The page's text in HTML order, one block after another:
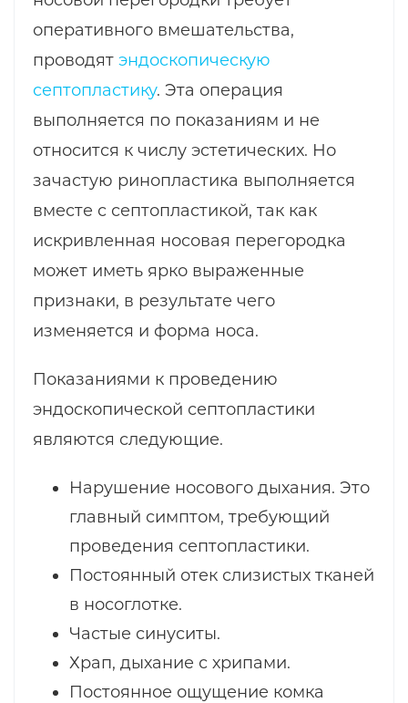
оперативного вмешательства,
проводят эндоскопическую
септопластику. Эта операция
выполняется по показаниям и не
относится к числу эстетических. Но
зачастую ринопластика выполняется
вместе с септопластикой, так как
искривленная носовая перегородка
может иметь ярко выраженные
признаки, в результате чего
изменяется и форма носа.
Показаниями к проведению
эндоскопической септопластики
являются следующие.
Нарушение носового дыхания. Это
главный симптом, требующий
проведения септопластики.
Постоянный отек слизистых тканей
в носоглотке.
Частые синуситы.
Храп, дыхание с хрипами.
Постоянное ощущение комка